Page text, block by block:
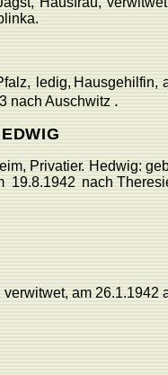
ledig, Hausgehilfin,
nachAuschwitz .
DWIG
Privatier. Hedwig:
19.8.1942 nach
am